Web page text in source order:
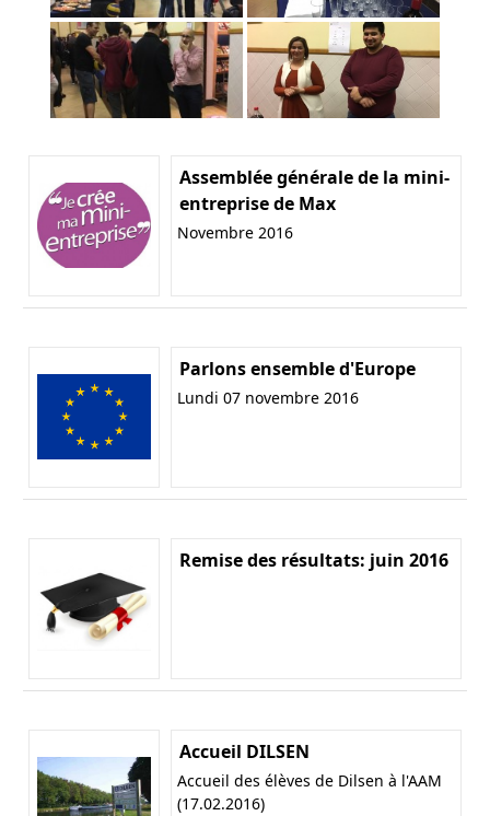
Assemblée générale de la mini-
entreprise de Max
Novembre 2016
Parlons ensemble d'Europe
Lundi 07 novembre 2016
Remise des résultats: juin 2016
Accueil DILSEN
Accueil des élèves de Dilsen à l'AAM
(17.02.2016)